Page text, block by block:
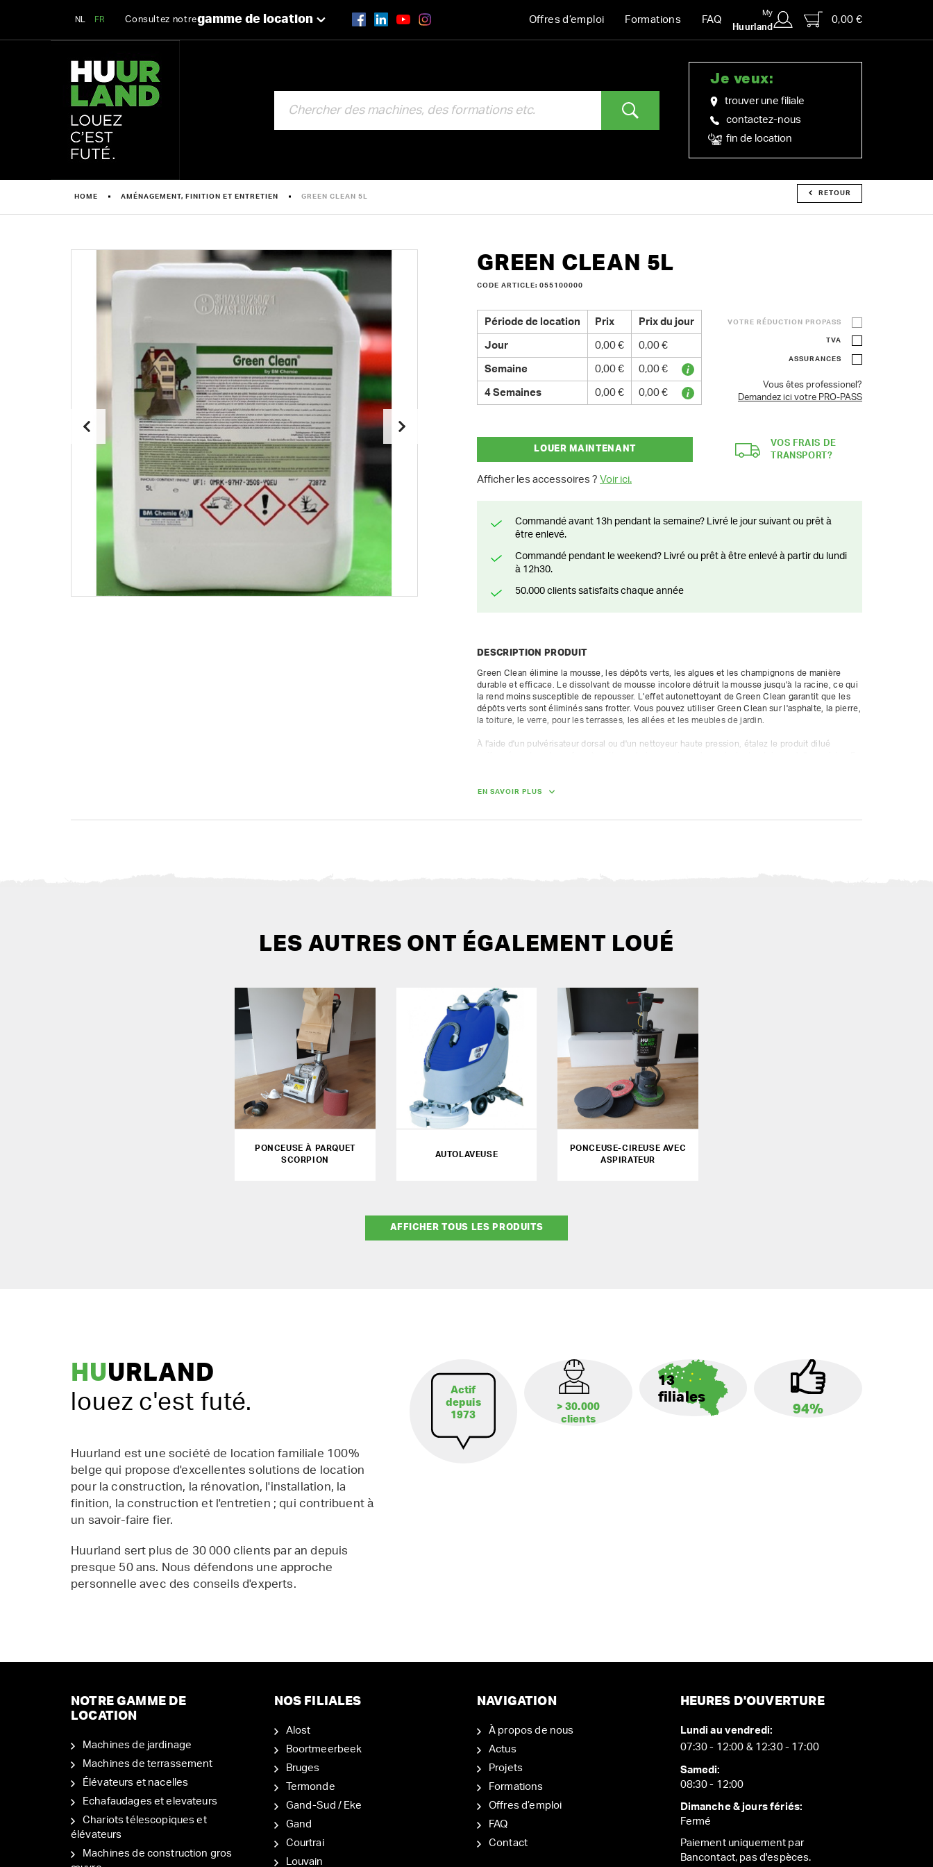
NL FR Consultez notregamme de location Offres d’emploi Formations FAQ
My
Huurland
0,00 €
Je veux:
trouver une filiale
contactez-nous
fin de location
HOME AMÉNAGEMENT, FINITION ET ENTRETIEN GREEN CLEAN 5L RETOUR
GREEN CLEAN 5L
CODE ARTICLE: 055100000
Période de location Prix Prix du jour
Jour 0,00 € 0,00 €
Semaine 0,00 € 0,00 €
4 Semaines 0,00 € 0,00 €
VOTRE RÉDUCTION PROPASS
TVA
ASSURANCES
Vous êtes professionel?
Demandez ici votre PRO-PASS
LOUER MAINTENANT
Afficher les accessoires ? Voir ici.
VOS FRAIS DE
TRANSPORT?
Commandé avant 13h pendant la semaine? Livré le jour suivant ou prêt à
être enlevé.
Commandé pendant le weekend? Livré ou prêt à être enlevé à partir du lundi
à 12h30.
50.000 clients satisfaits chaque année
DESCRIPTION PRODUIT
Green Clean élimine la mousse, les dépôts verts, les algues et les champignons de manière
durable et efficace. Le dissolvant de mousse incolore détruit la mousse jusqu'à la racine, ce qui
la rend moins susceptible de repousser. L'effet autonettoyant de Green Clean garantit que les
dépôts verts sont éliminés sans frotter. Vous pouvez utiliser Green Clean sur l'asphalte, la pierre,
la toiture, le verre, pour les terrasses, les allées et les meubles de jardin.
À l'aide d'un pulvérisateur dorsal ou d'un nettoyeur haute pression, étalez le produit dilué
EN SAVOIR PLUS
LES AUTRES ONT ÉGALEMENT LOUÉ
PONCEUSE À PARQUET
SCORPION
AUTOLAVEUSE
PONCEUSE-CIREUSE AVEC
ASPIRATEUR
AFFICHER TOUS LES PRODUITS
HUURLAND
louez c'est futé.
Huurland est une société de location familiale 100%
belge qui propose d'excellentes solutions de location
pour la construction, la rénovation, l'installation, la
finition, la construction et l'entretien ; qui contribuent à
un savoir-faire fier.
Huurland sert plus de 30 000 clients par an depuis
presque 50 ans. Nous défendons une approche
personnelle avec des conseils d'experts.
Actif
depuis
1973
> 30.000
clients
13
filiales
94%
NOTRE GAMME DE
LOCATION
Machines de jardinage
Machines de terrassement
Élévateurs et nacelles
Echafaudages et elevateurs
Chariots télescopiques et
élévateurs
Machines de construction gros
NOS FILIALES
Alost
Boortmeerbeek
Bruges
Termonde
Gand-Sud / Eke
Gand
Courtrai
Louvain
NAVIGATION
À propos de nous
Actus
Projets
Formations
Offres d’emploi
FAQ
Contact
HEURES D'OUVERTURE
Lundi au vendredi:
07:30 - 12:00 & 12:30 - 17:00
Samedi:
08:30 - 12:00
Dimanche & jours fériés:
Fermé
Paiement uniquement par
Bancontact, pas d'espèces.